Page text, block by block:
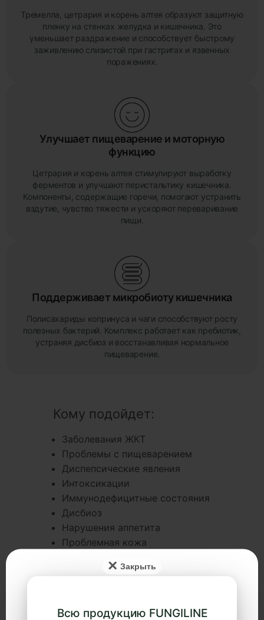
Всю продукцию FUNGILINE
×
Тремелла, цетрария и корень алтея образуют защитную
пленку на стенках желудка и кишечника. Это
уменьшает раздражение и способствует быстрому
заживлению слизистой при гастритах и язвенных
поражениях.
Улучшает пищеварение и моторную
функцию
Цетрария и корень алтея стимулируют выработку
ферментов и улучшают перистальтику кишечника.
Компоненты, содержащие горечи, помогают устранить
вздутие, чувство тяжести и ускоряют переваривание
пищи.
Поддерживает микробиоту кишечника
Полисахариды копринуса и чаги способствуют росту
полезных бактерий. Комплекс работает как пребиотик,
устраняя дисбиоз и восстанавливая нормальное
пищеварение.
Кому подойдет:
Заболевания ЖКТ
Проблемы с пищеварением
Диспепсические явления
Интоксикации
Иммунодефицитные состояния
Дисбиоз
Нарушения аппетита
Проблемная кожа
Смотреть полную инструкцию